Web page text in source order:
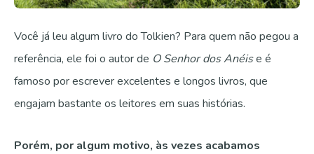
Você já leu algum livro do Tolkien? Para quem não pegou a
referência, ele foi o autor de O Senhor dos Anéise é
famoso por escrever excelentes e longos livros, que
engajam bastante os leitores em suas histórias.
Porém, por algum motivo, às vezes acabamos